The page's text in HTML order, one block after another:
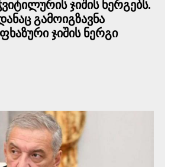
ჯიშის ნერგებს.
გამოიგზავნა
ჯიშის ნერგი